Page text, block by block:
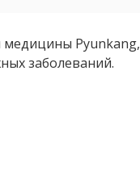
медицины Pyunkang,
заболеваний.